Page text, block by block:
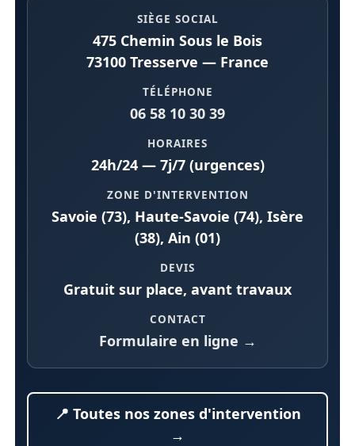
SIÈGE SOCIAL
475 Chemin Sous le Bois
73100 Tresserve — France
TÉLÉPHONE
06 58 10 30 39
HORAIRES
24h/24 — 7j/7 (urgences)
ZONE D'INTERVENTION
Savoie (73), Haute-Savoie (74), Isère
(38), Ain (01)
DEVIS
Gratuit sur place, avant travaux
CONTACT
Formulaire en ligne →
📍 Toutes nos zones d'intervention
→